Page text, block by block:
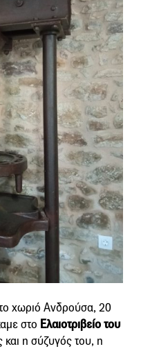
χωριό Ανδρούσα, 20
στο Ελαιοτριβείο του
και η σύζυγός του, η